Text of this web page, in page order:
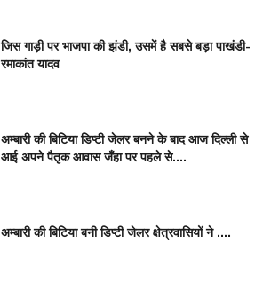
जिस गाड़ी पर भाजपा की झंडी, उसमें है सबसे बड़ा पाखंडी-
रमाकांत यादव
अम्बारी की बिटिया डिप्टी जेलर बनने के बाद आज दिल्ली से
आई अपने पैतृक आवास जँहा पर पहले से....
अम्बारी की बिटिया बनी डिप्टी जेलर क्षेत्रवासियों ने ....